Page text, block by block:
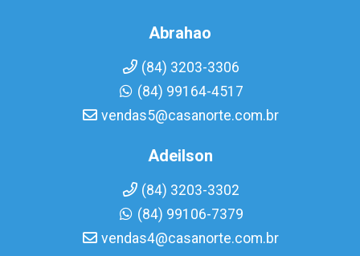
Abrahao
(84) 3203-3306
(84) 99164-4517
vendas5@casanorte.com.br
Adeilson
(84) 3203-3302
(84) 99106-7379
vendas4@casanorte.com.br